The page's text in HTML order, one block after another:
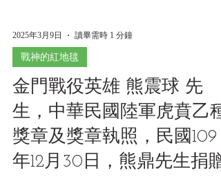
2025年3月9日 讀畢需時 1 分鐘
戰神的紅地毯
金門戰役英雄 熊震球 先
生，中華民國陸軍虎賁乙種
獎章及獎章執照，民國109